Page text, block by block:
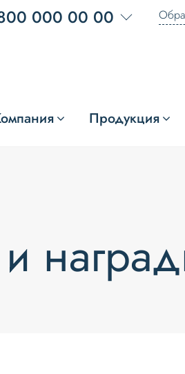
000 00 00
Продукция